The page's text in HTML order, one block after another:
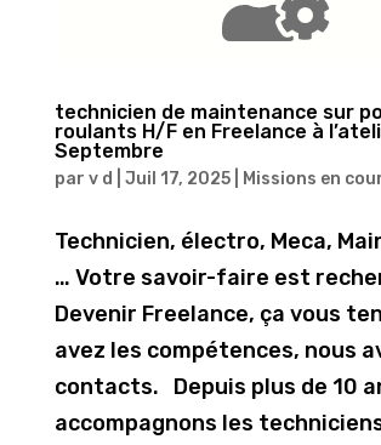
technicien de maintenance sur
roulants H/F en Freelance à
Septembre
par v d Juil 17, 2025| Missions en
Technicien, électro, Meca,
… Votre savoir-faire est
Devenir Freelance, ça vous
avez les compétences, nous
contacts. Depuis plus de 10
accompagnons les